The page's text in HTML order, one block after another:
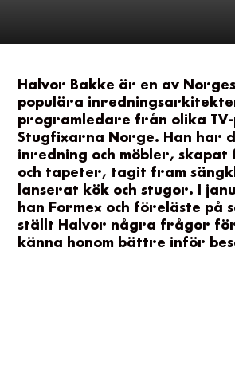
Halvor Bakke är en av
populära
programledare från olika
Stugfixarna Norge. Han har
inredning och möbler,
och tapeter, tagit fram
lanserat kök och stugor. I
han Formex och föreläste på
ställt Halvor några frågor
känna honom bättre inför